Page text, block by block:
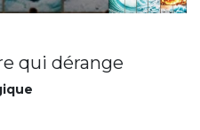
qui dérange